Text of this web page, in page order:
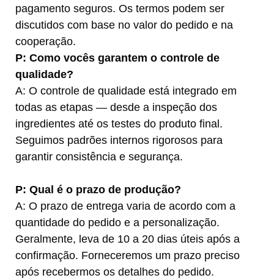
pagamento seguros. Os termos podem ser
discutidos com base no valor do pedido e na
cooperação.
P: Como vocês garantem o controle de
qualidade?
A: O controle de qualidade está integrado em
todas as etapas — desde a inspeção dos
ingredientes até os testes do produto final.
Seguimos padrões internos rigorosos para
garantir consistência e segurança.
P: Qual é o prazo de produção?
A: O prazo de entrega varia de acordo com a
quantidade do pedido e a personalização.
Geralmente, leva de 10 a 20 dias úteis após a
confirmação. Forneceremos um prazo preciso
após recebermos os detalhes do pedido.